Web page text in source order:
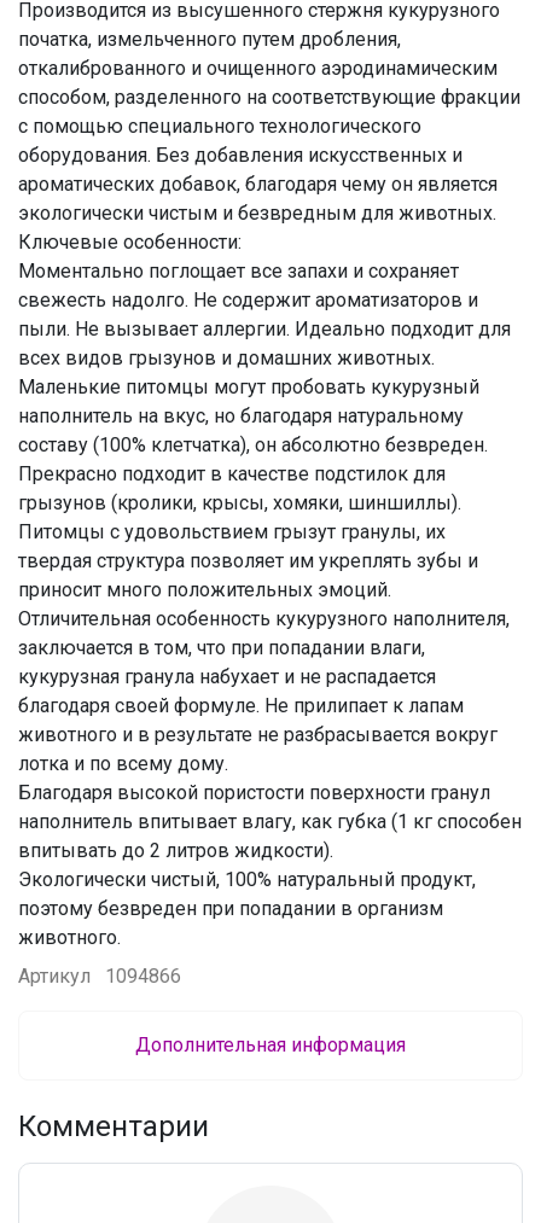
Производится из высушенного стержня кукурузного
початка, измельченного путем дробления,
откалиброванного и очищенного аэродинамическим
способом, разделенного на соответствующие фракции
с помощью специального технологического
оборудования. Без добавления искусственных и
ароматических добавок, благодаря чему он является
экологически чистым и безвредным для животных.
Ключевые особенности:
Моментально поглощает все запахи и сохраняет
свежесть надолго. Не содержит ароматизаторов и
пыли. Не вызывает аллергии. Идеально подходит для
всех видов грызунов и домашних животных.
Маленькие питомцы могут пробовать кукурузный
наполнитель на вкус, но благодаря натуральному
составу (100% клетчатка), он абсолютно безвреден.
Прекрасно подходит в качестве подстилок для
грызунов (кролики, крысы, хомяки, шиншиллы).
Питомцы с удовольствием грызут гранулы, их
твердая структура позволяет им укреплять зубы и
приносит много положительных эмоций.
Отличительная особенность кукурузного наполнителя,
заключается в том, что при попадании влаги,
кукурузная гранула набухает и не распадается
благодаря своей формуле. Не прилипает к лапам
животного и в результате не разбрасывается вокруг
лотка и по всему дому.
Благодаря высокой пористости поверхности гранул
наполнитель впитывает влагу, как губка (1 кг способен
впитывать до 2 литров жидкости).
Экологически чистый, 100% натуральный продукт,
поэтому безвреден при попадании в организм
животного.
Артикул
1094866
Дополнительная информация
Комментарии